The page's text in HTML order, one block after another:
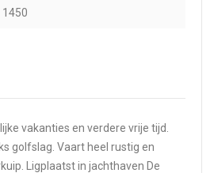
1450
vakanties en verdere vrije tijd.
golfslag. Vaart heel rustig en
Ligplaatst in jachthaven De